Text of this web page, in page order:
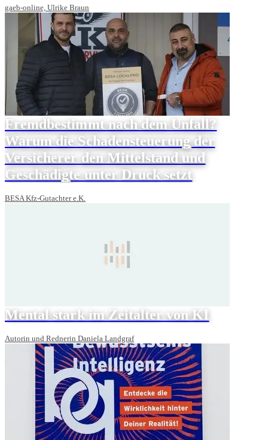
gaeb-online, Ulrike Braun
Fremdbestimmt nach dem Unfall?
Warum die Schadensteuerung der
Versicherer den Mittelstand und
Geschädigte unter Druck setzt
BESA Kfz-Gutachter e.K.
Mental stark im Zeitalter von KI
Autorin und Rednerin Daniela Landgraf